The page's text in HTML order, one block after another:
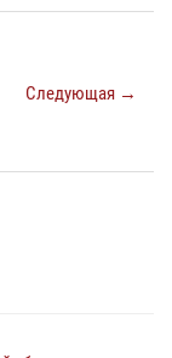
Следующая →